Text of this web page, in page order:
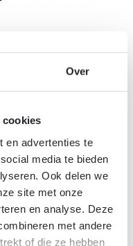
Over
cookies
en advertenties te
media te bieden
Ook delen we
site met onze
en analyse. Deze
met andere
of die ze hebben
Vrijstaand Bad -
- solid surface - mat
1 week